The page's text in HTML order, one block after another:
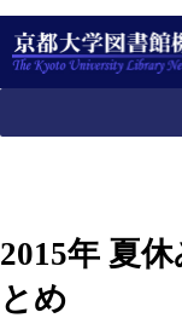
2015年 夏
とめ